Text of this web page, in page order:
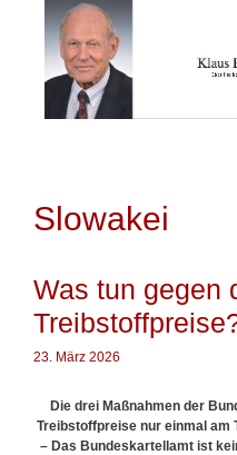
Slowakei
Was tun gegen
23. März 2026
Die drei Maßnahmen der
Treibstoffpreise nur einmal am
– Das Bundeskartellamt ist